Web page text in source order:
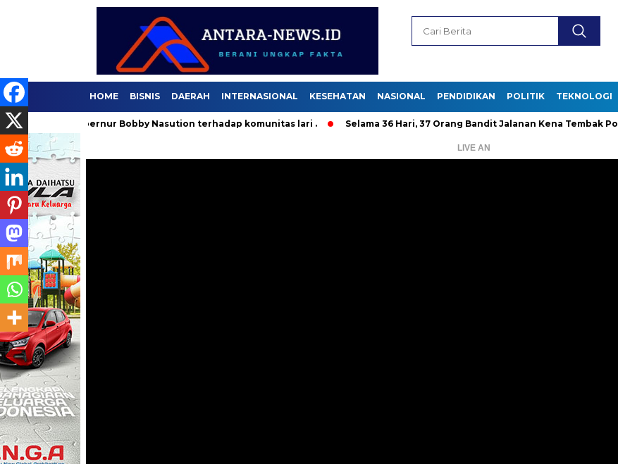
HOME BISNIS DAERAH INTERNASIONAL KESEHATAN NASIONAL PENDIDIKAN POLITIK TEKNOLOGI
Gubernur Bobby Nasution terhadap komunitas lari . Selama 36 Hari, 37 Orang Bandit Jalanan Kena Tembak Polrestabes
LIVE AN